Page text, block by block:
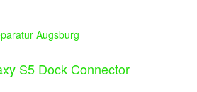
S5 Dock Connector